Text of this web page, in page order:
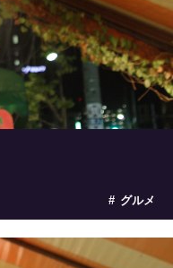
グルメ